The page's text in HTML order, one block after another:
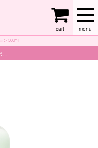
menu
cart
ン 500ml